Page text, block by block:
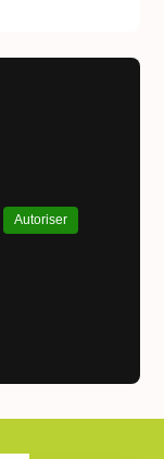
Autoriser